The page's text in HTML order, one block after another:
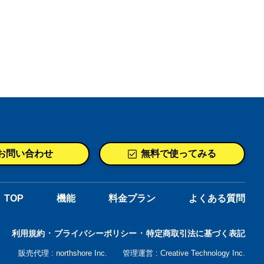
問い合わせ 無料で使ってみる
TOP 機能 料金プラン よくある質問
利用規約 プライバシーポリシー 特定商取引法に基づく表記
販売代理 : northshore Inc. 管理運営 : Creative Technology Inc.